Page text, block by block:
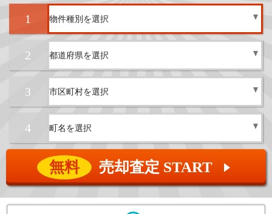
1
2
3
4
無料 売却査定 START ▲